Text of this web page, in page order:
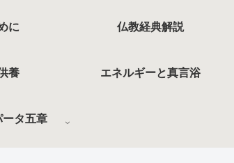
に 仏教経典解説
養 エネルギーと真言浴
ータ五章